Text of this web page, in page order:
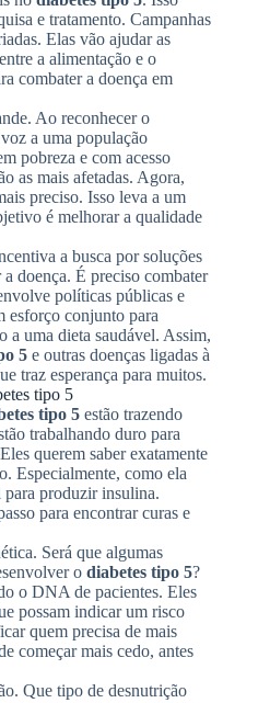
e tratamento. Campanhas
Elas vão ajudar as
a alimentação e o
combater a doença em
Ao reconhecer o
a uma população
pobreza e com acesso
as mais afetadas. Agora,
preciso. Isso leva a um
é melhorar a qualidade
a busca por soluções
doença. É preciso combater
políticas públicas e
esforço conjunto para
a uma dieta saudável. Assim,
5 e outras doenças ligadas à
traz esperança para muitos.
tipo 5
tipo 5 estão trazendo
trabalhando duro para
querem saber exatamente
Especialmente, como ela
para produzir insulina.
para encontrar curas e
Será que algumas
o diabetes tipo 5?
o DNA de pacientes. Eles
possam indicar um risco
quem precisa de mais
começar mais cedo, antes
Que tipo de desnutrição